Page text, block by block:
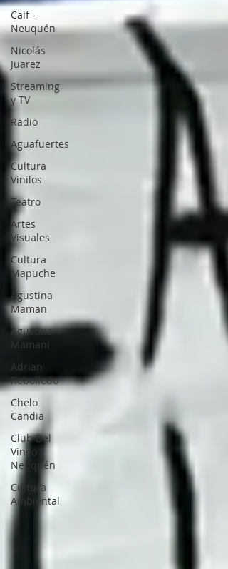
Calf -
Neuquén
Nicolás
Juarez
Streaming
y TV
Radio
Aguafuertes
Cultura
Vinilos
Teatro
Artes
Visuales
Cultura
Mapuche
Agustina
Maman
Agustina
Mamani
Adrian
Rebolledo
Chelo
Candia
Club Del
Vinilo
Neuquén
Cultura
Ambiental